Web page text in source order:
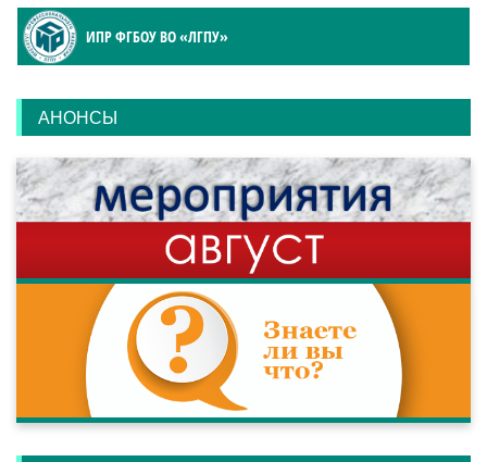
ИПР ФГБОУ ВО «ЛГПУ»
АНОНСЫ